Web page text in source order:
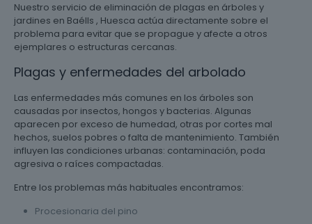
Nuestro servicio de eliminación de plagas en árboles y
jardines en Baélls , Huesca actúa directamente sobre el
problema para evitar que se propague y afecte a otros
ejemplares o estructuras cercanas.
Plagas y enfermedades del arbolado
Las enfermedades más comunes en los árboles son
causadas por insectos, hongos y bacterias. Algunas
aparecen por exceso de humedad, otras por cortes mal
hechos, suelos pobres o falta de mantenimiento. También
influyen las condiciones urbanas: contaminación, poda
agresiva o raíces compactadas.
Entre los problemas más habituales encontramos:
Procesionaria del pino